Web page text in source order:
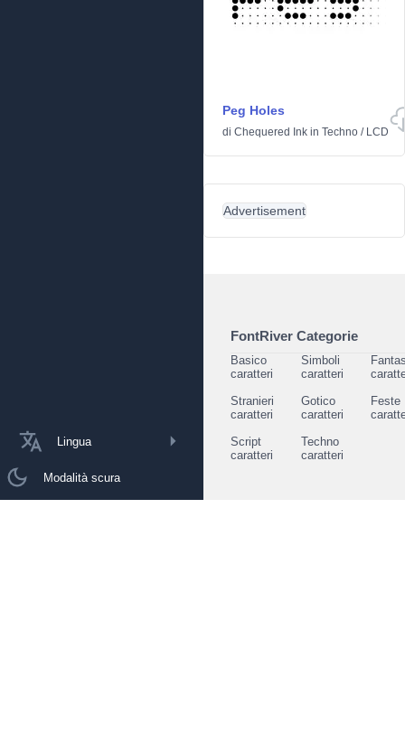
Lingua
Modalità scura
Peg Holes
di Chequered Ink in Techno / LCD
Advertisement
FontRiver Categorie
Basico
caratteri
Simboli
caratteri
Stranieri
caratteri
Gotico
caratteri
Feste
Script
caratteri
Techno
caratteri